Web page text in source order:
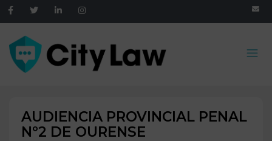
AUDIENCIA PROVINCIAL PENAL
Nº2 DE OURENSE